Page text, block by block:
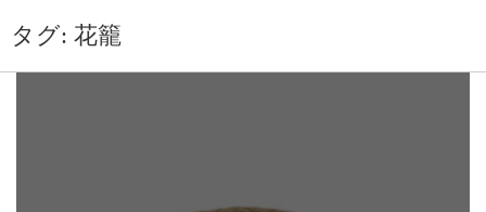
タグ: 花籠